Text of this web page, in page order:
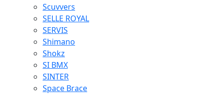
Scuvvers
SELLE ROYAL
SERVIS
Shimano
Shokz
SI BMX
SINTER
Space Brace